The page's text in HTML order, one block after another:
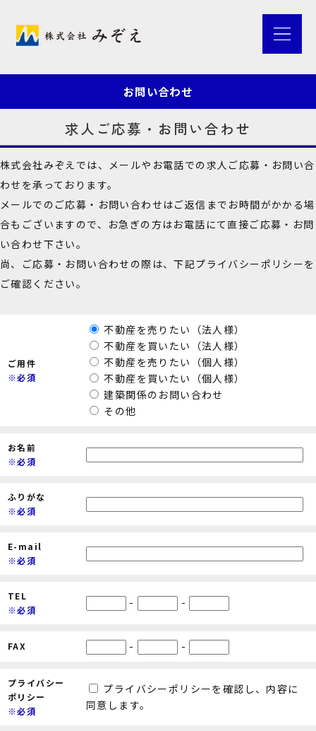
お問い合わせ
求人ご応募・お問い合わせ
株式会社みぞえでは、メールやお電話での求人ご応募・お問い合
わせを承っております。
メールでのご応募・お問い合わせはご返信までお時間がかかる場
合もございますので、お急ぎの方はお電話にて直接ご応募・お問
い合わせ下さい。
尚、ご応募・お問い合わせの際は、下記プライバシーポリシーを
ご確認ください。
ご用件
※必須
不動産を売りたい（法人様）
不動産を買いたい（法人様）
不動産を売りたい（個人様）
不動産を買いたい（個人様）
建築関係のお問い合わせ
その他
お名前
※必須
ふりがな
※必須
E-mail
※必須
TEL
※必須
- -
FAX - -
プライバシー
ポリシー
※必須
プライバシーポリシーを確認し、内容に
同意します。